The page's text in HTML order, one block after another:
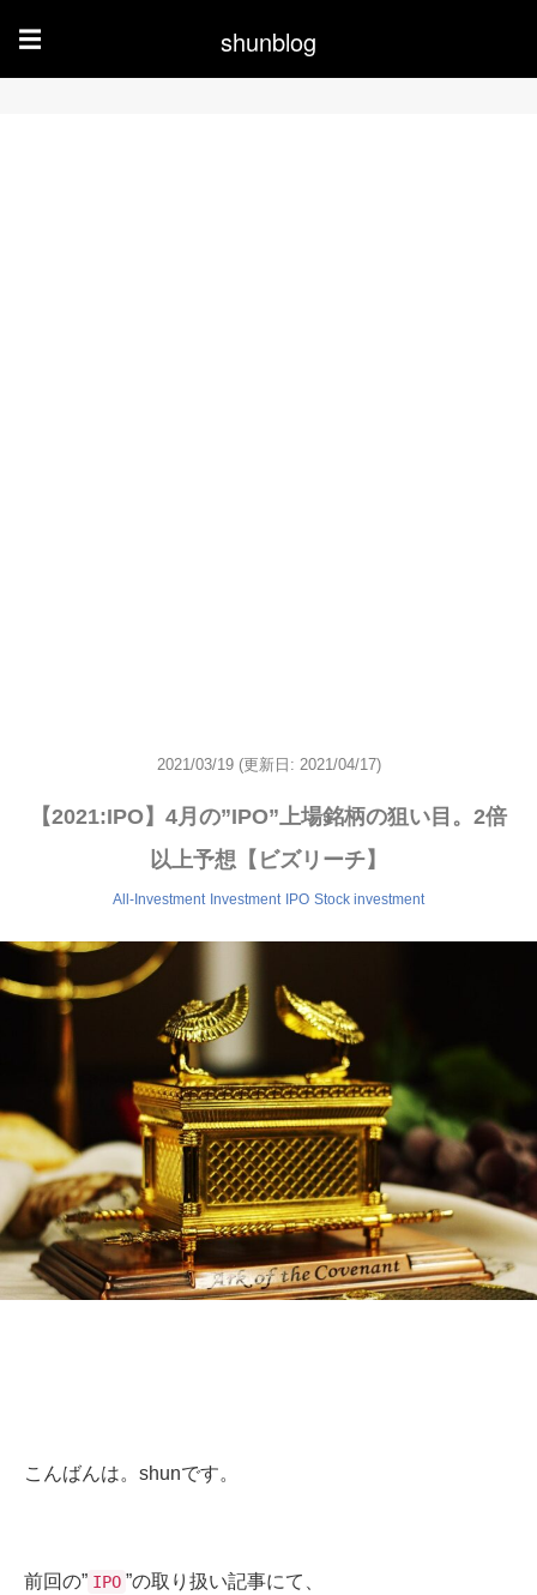
☰ shunblog
2021/03/19 (更新日: 2021/04/17)
【2021:IPO】4月の”IPO”上場銘柄の狙い目。2倍
以上予想【ビズリーチ】
All-Investment Investment IPO Stock investment
こんばんは。shunです。
前回の” IPO ”の取り扱い記事にて、